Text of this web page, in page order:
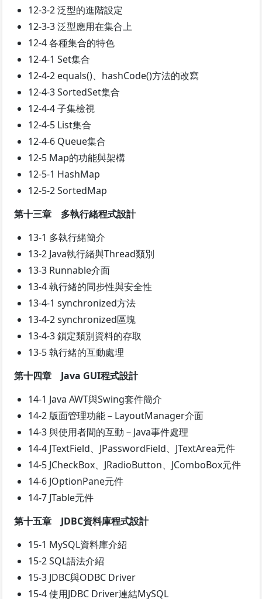
12-3-2 泛型的進階設定
12-3-3 泛型應用在集合上
12-4 各種集合的特色
12-4-1 Set集合
12-4-2 equals()、hashCode()方法的改寫
12-4-3 SortedSet集合
12-4-4 子集檢視
12-4-5 List集合
12-4-6 Queue集合
12-5 Map的功能與架構
12-5-1 HashMap
12-5-2 SortedMap
第十三章 多執行緒程式設計
13-1 多執行緒簡介
13-2 Java執行緒與Thread類別
13-3 Runnable介面
13-4 執行緒的同步性與安全性
13-4-1 synchronized方法
13-4-2 synchronized區塊
13-4-3 鎖定類別資料的存取
13-5 執行緒的互動處理
第十四章 Java GUI程式設計
14-1 Java AWT與Swing套件簡介
14-2 版面管理功能－LayoutManager介面
14-3 與使用者間的互動－Java事件處理
14-4 JTextField、JPasswordField、JTextArea元件
14-5 JCheckBox、JRadioButton、JComboBox元件
14-6 JOptionPane元件
14-7 JTable元件
第十五章 JDBC資料庫程式設計
15-1 MySQL資料庫介紹
15-2 SQL語法介紹
15-3 JDBC與ODBC Driver
15-4 使用JDBC Driver連結MySQL